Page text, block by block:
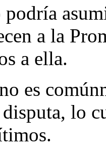
a la
a ella.
es
lo